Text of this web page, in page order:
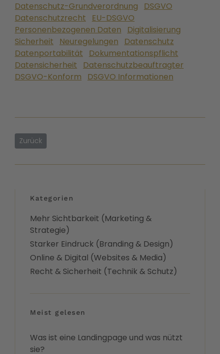
Datenschutz-Grundverordnung
DSGVO
Datenschutzrecht
EU-DSGVO
Personenbezogenen Daten
Digitalisierung
Sicherheit
Neuregelungen
Datenschutz
Datenportabilität
Dokumentationspflicht
Datensicherheit
Datenschutzbeauftragter
DSGVO-Konform
DSGVO Informationen
Vorheriger Beitrag: Das sollten Selbstständige und
Zurück
Kategorien
Mehr Sichtbarkeit (Marketing &
Strategie)
Starker Eindruck (Branding & Design)
Online & Digital (Websites & Media)
Recht & Sicherheit (Technik & Schutz)
Meist gelesen
Was ist eine Landingpage und was nützt
sie?